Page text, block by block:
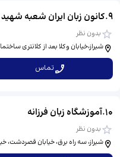
9
.کانون زبان ایران شعبه
بدون نظر
شیراز،خیابان وکلا بعد از کلانتری
تماس
10
.آموزشگاه زبان فرزانه
بدون نظر
شیراز، سه راه برق، خیابان قصردشت،